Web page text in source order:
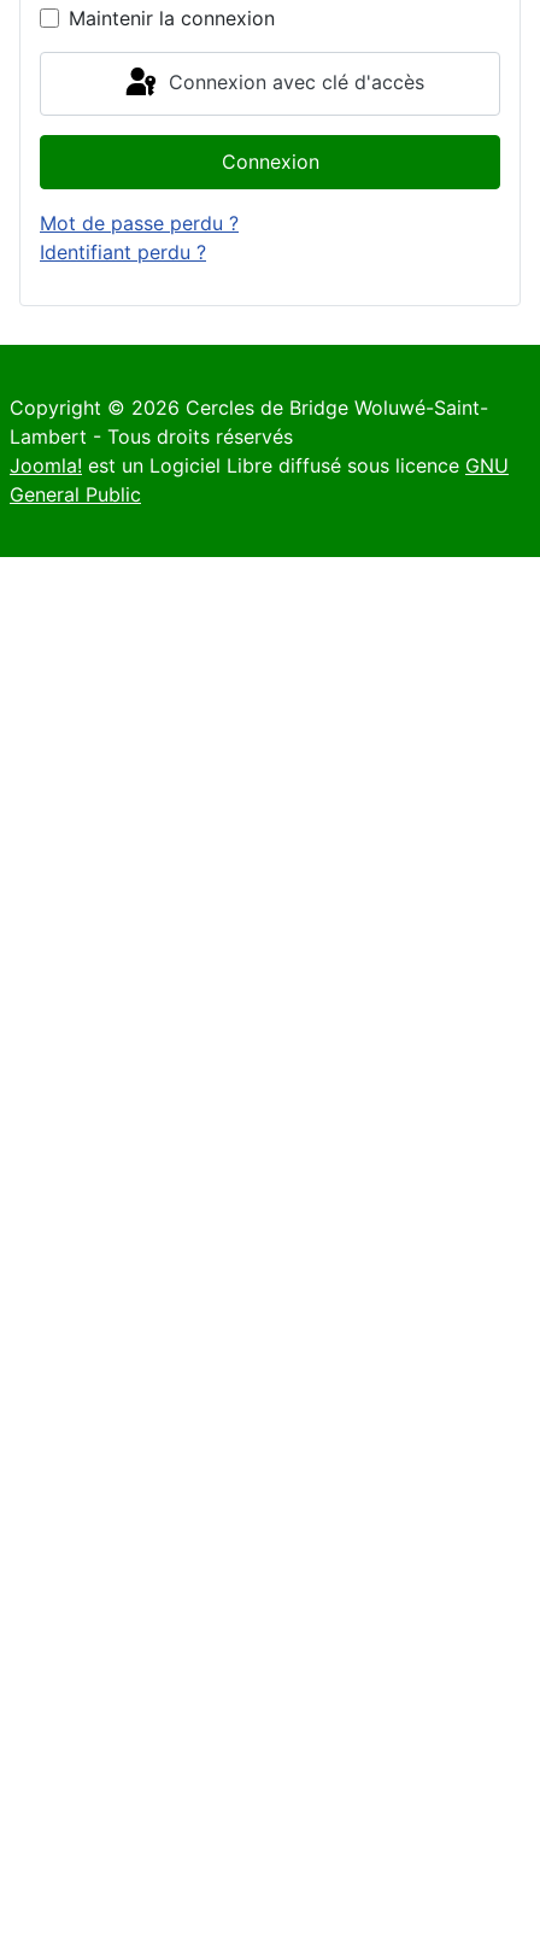
Maintenir la connexion
Connexion avec clé d'accès
Connexion
Mot de passe perdu ?
Identifiant perdu ?
Copyright © 2026 Cercles de Bridge Woluwé-Saint-
Lambert - Tous droits réservés
Joomla! est un Logiciel Libre diffusé sous licence GNU
General Public